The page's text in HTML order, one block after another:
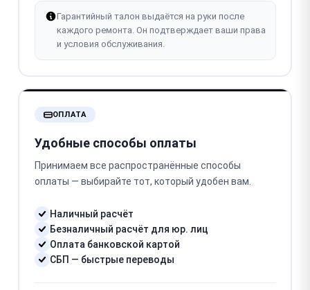
Гарантийный талон выдаётся на руки после
каждого ремонта. Он подтверждает ваши права
и условия обслуживания.
ОПЛАТА
Удобные способы оплаты
Принимаем все распространённые способы
оплаты — выбирайте тот, который удобен вам.
Наличный расчёт
Безналичный расчёт для юр. лиц
Оплата банковской картой
СБП — быстрые переводы